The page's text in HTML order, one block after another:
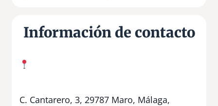
Información de contacto
C. Cantarero, 3, 29787 Maro, Málaga,